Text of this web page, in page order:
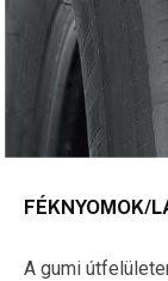
FÉKNYOMOK/
A gumi